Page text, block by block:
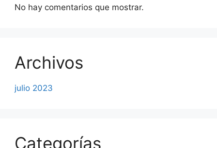
No hay comentarios que mostrar.
Archivos
julio 2023
Categorías